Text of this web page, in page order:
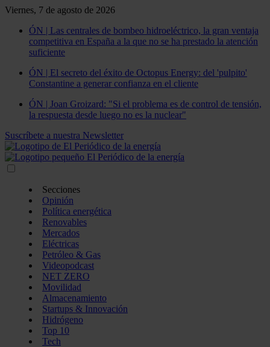
Viernes, 7 de agosto de 2026
ÓN | Las centrales de bombeo hidroeléctrico, la gran ventaja
competitiva en España a la que no se ha prestado la atención
suficiente
ÓN | El secreto del éxito de Octopus Energy: del 'pulpito'
Constantine a generar confianza en el cliente
ÓN | Joan Groizard: "Si el problema es de control de tensión,
la respuesta desde luego no es la nuclear"
Suscríbete a nuestra Newsletter
Secciones
Opinión
Política energética
Renovables
Mercados
Eléctricas
Petróleo & Gas
Videopodcast
NET ZERO
Movilidad
Almacenamiento
Startups & Innovación
Hidrógeno
Top 10
Tech